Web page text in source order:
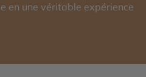
en une véritable expérience